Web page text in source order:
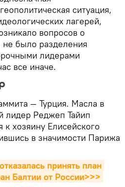
ситуация,
лагерей,
вопросов о
было разделения
лидерами
все иначе.
— Турция. Масла в
лидер Реджеп Тайип
хозяину Елисейского
в значимости Парижа
принять план
Балтии от России>>>